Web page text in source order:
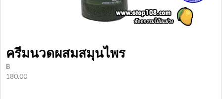
ครีมนวดผสมสมุนไพร
฿
180.00